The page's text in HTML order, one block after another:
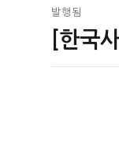
글
탐
색
발행됨
[한국